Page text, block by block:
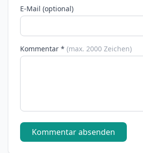
E-Mail (optional)
Kommentar * (max. 2000 Zeichen)
Kommentar absenden